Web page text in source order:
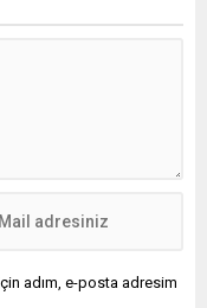
adım, e-posta adresim